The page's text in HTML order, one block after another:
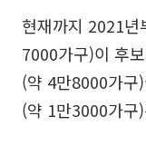
현재까지 2021
7000가구)이 후
(약 4만8000가구
(약 1만3000가구